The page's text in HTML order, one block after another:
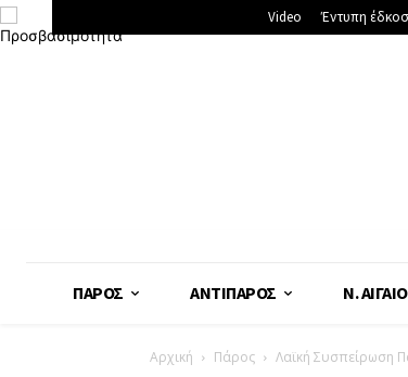
Video Έντυπη
ΠΆΡΟΣ ΑΝΤΊΠΑΡΟΣ Ν. ΑΙΓΑΊΟ
Αρχική Πάρος Λαϊκή Συσπείρωση